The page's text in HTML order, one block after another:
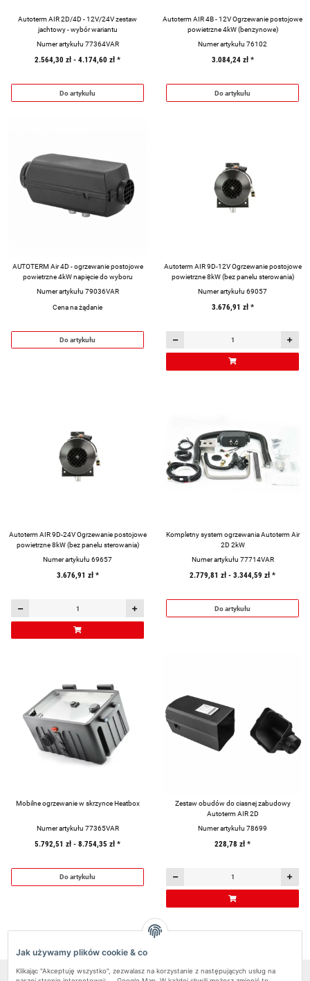
Autoterm AIR 2D/4D - 12V/24V zestaw
jachtowy - wybór wariantu
Numer artykułu 77364VAR
2.564,30 zł - 4.174,60 zł *
Do artykułu
Autoterm AIR 4B - 12V Ogrzewanie postojowe
powietrzne 4kW (benzynowe)
Numer artykułu 76102
3.084,24 zł *
Do artykułu
AUTOTERM Air 4D - ogrzewanie postojowe
powietrzne 4kW napięcie do wyboru
Numer artykułu 79036VAR
Cena na żądanie
Do artykułu
Autoterm AIR 9D-12V Ogrzewanie postojowe
powietrzne 8kW (bez panelu sterowania)
Numer artykułu 69057
3.676,91 zł *
Autoterm AIR 9D-24V Ogrzewanie postojowe
powietrzne 8kW (bez panelu sterowania)
Numer artykułu 69657
3.676,91 zł *
Kompletny system ogrzewania Autoterm Air
2D 2kW
Numer artykułu 77714VAR
2.779,81 zł - 3.344,59 zł *
Do artykułu
Mobilne ogrzewanie w skrzynce Heatbox
Numer artykułu 77365VAR
5.792,51 zł - 8.754,35 zł *
Do artykułu
Zestaw obudów do ciasnej zabudowy
Autoterm AIR 2D
Numer artykułu 78699
228,78 zł *
Artykuł 1 - 10 z 10
Jak używamy plików cookie & co
Klikając "Akceptuję wszystko", zezwalasz na korzystanie z następujących usług na